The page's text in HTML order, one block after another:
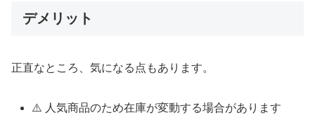
デメリット
正直なところ、気になる点もあります。
⚠️ 人気商品のため在庫が変動する場合があります